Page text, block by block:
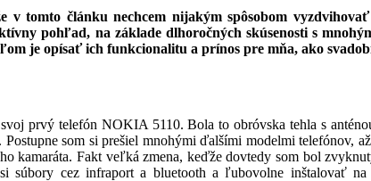
v tomto článku nechcem nijakým spôsobom
pohľad, na základe dlhoročných skúsenosti s
je opísať ich funkcionalitu a prínos pre mňa, ako
prvý telefón NOKIA 5110. Bola to obróvska tehla s
som si prešiel mnohými ďalšími modelmi telefónov,
kamaráta. Fakt veľká zmena, keďže dovtedy som bol
súbory cez infraport a bluetooth a ľubovolne inštalovať